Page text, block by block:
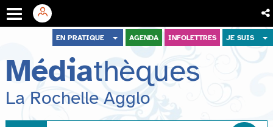
menu
contenu
recherche
EN PRATIQUE AGENDA INFOLETTRES JE SUIS
Médiathèques
La Rochelle Agglo